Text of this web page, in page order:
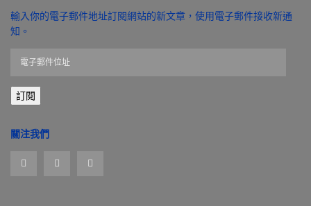
輸入你的電子郵件地址訂閱網站的新文章，使用電子郵件接收新通
知。
郵
件
址
訂閱
關注我們